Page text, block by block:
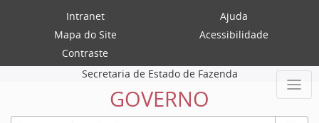
Intranet
Ajuda
Mapa do Site
Acessibilidade
Contraste
Secretaria de Estado de Fazenda
GOVERNO